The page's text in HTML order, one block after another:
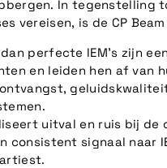
In tegenstelling
vereisen, is de CP
perfecte IEM's zijn
en leiden hen af van
uitval en ruis bij
consistent signaal naar